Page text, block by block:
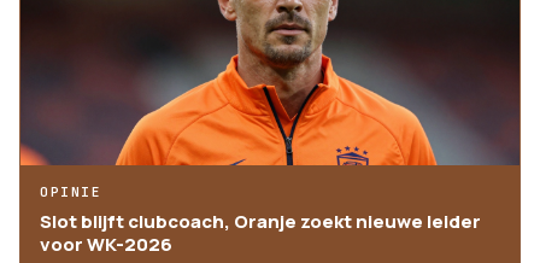
OPINIE
Slot blijft clubcoach, Oranje zoekt nieuwe leider
voor WK-2026